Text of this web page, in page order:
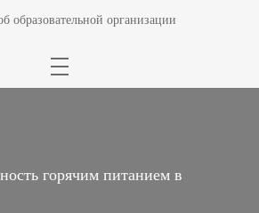
образовательной организации
горячим питанием в